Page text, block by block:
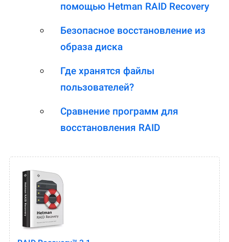
помощью Hetman RAID Recovery
Безопасное восстановление из
образа диска
Где хранятся файлы
пользователей?
Сравнение программ для
восстановления RAID